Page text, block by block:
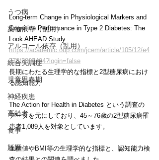
うつ病
薬物依存（乱用）
アルコール依存（乱用）
統合失調症
児童思春期
神経疾患
高齢者
食事
妊娠
Long-term Change in Physiological Markers and
Cognitive Performance in Type 2 Diabetes: The
Look AHEAD Study
https://academic.oup.com/jcem/article/105/12/e4
778/5897494?login=false
長期にわたる生理学的な指標と2型糖尿病におけ
る認知能力
The Action for Health in Diabetes という調査の
データを元にしており、45～76歳の2型糖尿病罹
患者1,089人を対象としています。
血糖値やBMI等の生理学的な指標と、認知能力検